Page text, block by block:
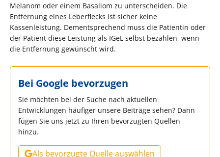
Melanom oder einem Basaliom zu unterscheiden. Die
Entfernung eines Leberflecks ist sicher keine
Kassenleistung. Dementsprechend muss die Patientin oder
der Patient diese Leistung als IGeL selbst bezahlen, wenn
die Entfernung gewünscht wird.
Bei Google bevorzugen
Sie möchten bei der Suche nach aktuellen
Entwicklungen häufiger unsere Beiträge sehen? Dann
fügen Sie uns jetzt zu Ihren bevorzugten Quellen
hinzu.
Als bevorzugte Quelle auswählen